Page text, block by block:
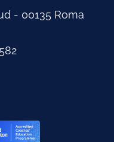
- 00135 Roma